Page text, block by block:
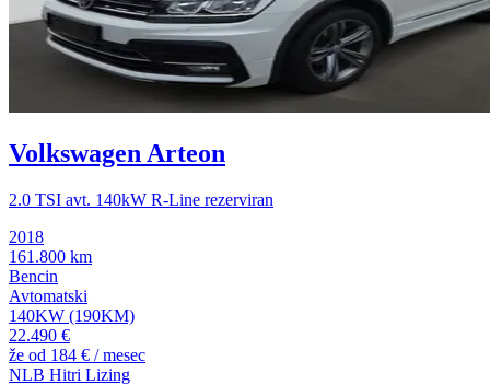
Volkswagen Arteon
2.0 TSI avt. 140kW R-Line rezerviran
2018
161.800 km
Bencin
Avtomatski
140KW (190KM)
22.490 €
že od 184 € / mesec
NLB Hitri Lizing